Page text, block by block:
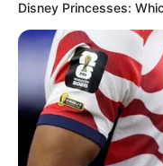
TEMAS
BOGOTÁ UNIÓN
MANTÉNGASE
Disney Princesses: